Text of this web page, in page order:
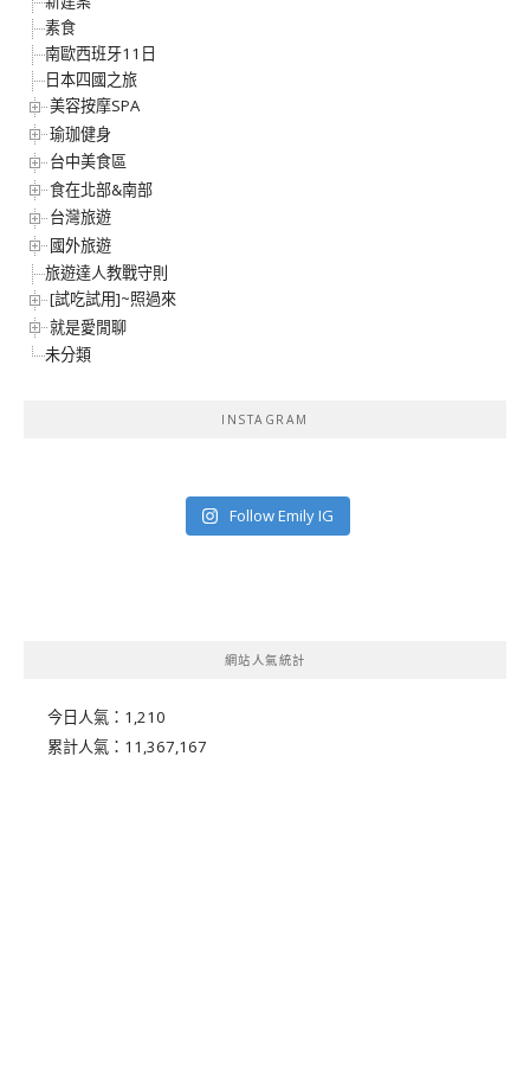
素食
南歐西班牙11日
日本四國之旅
美容按摩SPA
瑜珈健身
台中美食區
食在北部&南部
台灣旅遊
國外旅遊
旅遊達人教戰守則
[試吃試用]~照過來
就是愛閒聊
未分類
INSTAGRAM
Follow Emily IG
網站人氣統計
今日人氣： 1,210
累計人氣： 11,367,167